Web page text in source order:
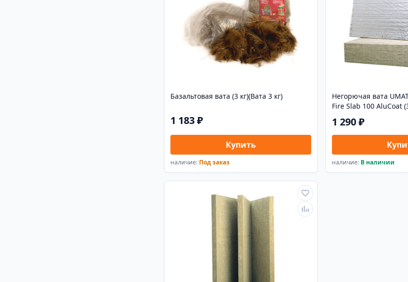
Базальтовая вата (3 кг)(Вата 3 кг)
1 183 ₽
Купить
наличие: Под заказ
Негорючая вата
Fire Slab 100 AluCoat
1 290 ₽
наличие: В наличии